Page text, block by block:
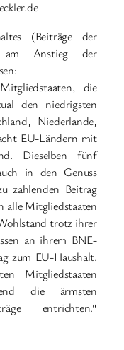
(Beiträge der
am Anstieg der
die
den niedrigsten
Niederlande,
EU-Ländern mit
Dieselben fünf
in den Genuss
zahlenden Beitrag
alle Mitgliedstaaten
trotz ihrer
an ihrem BNE-
zum EU-Haushalt.
Mitgliedstaaten
die ärmsten
entrichten.“